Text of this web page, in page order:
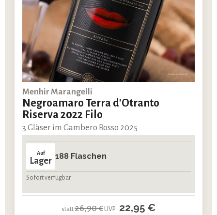
Menhir Marangelli
Negroamaro Terra d'Otranto
Riserva 2022 Filo
3 Gläser im Gambero Rosso 2025
Auf
Lager 188 Flaschen
Sofort verfügbar
statt26,90 €UVP 22,95 €